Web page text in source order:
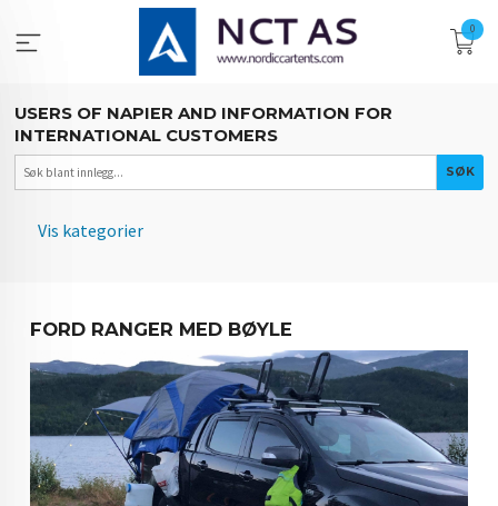
innholdet
0
USERS OF NAPIER AND INFORMATION FOR
INTERNATIONAL CUSTOMERS
Vis kategorier
BILDER
INTERNATIONAL
FORD RANGER MED BØYLE